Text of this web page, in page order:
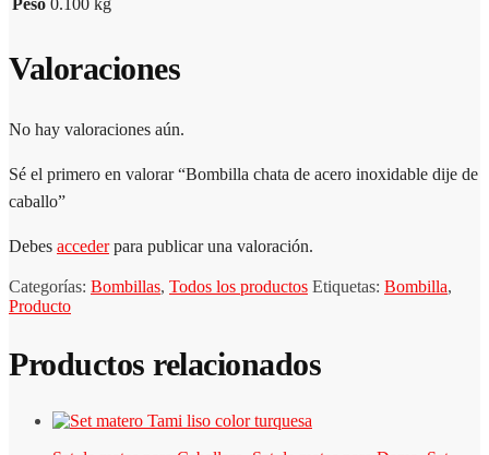
Peso 0.100 kg
Valoraciones
No hay valoraciones aún.
Sé el primero en valorar “Bombilla chata de acero inoxidable dije de
caballo”
Debes accederpara publicar una valoración.
Categorías: Bombillas, Todos los productos Etiquetas: Bombilla,
Producto
Productos relacionados